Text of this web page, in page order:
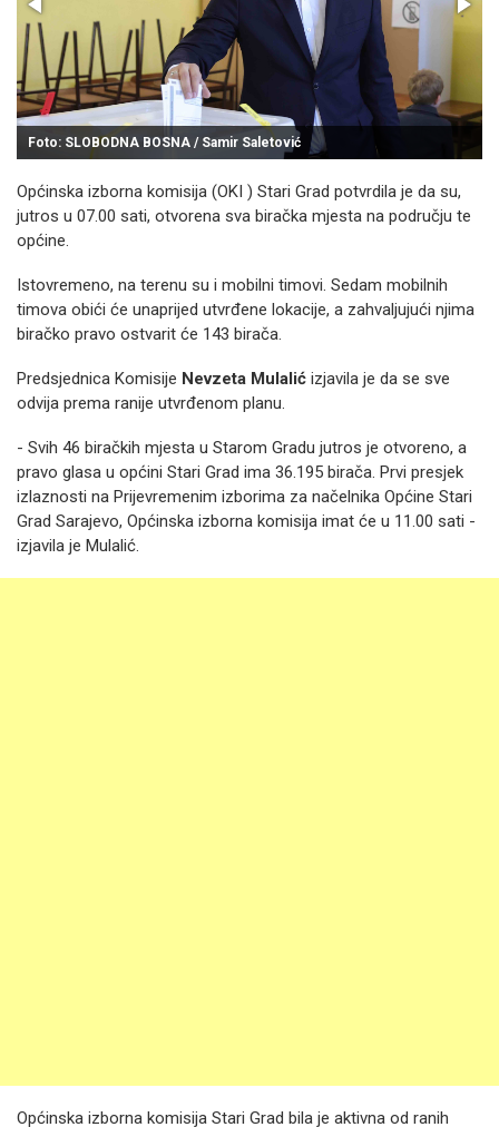
Foto: SLOBODNA BOSNA / Samir Saletović
Općinska izborna komisija (OKI ) Stari Grad potvrdila je da su,
jutros u 07.00 sati, otvorena sva biračka mjesta na području te
općine.
Istovremeno, na terenu su i mobilni timovi. Sedam mobilnih
timova obići će unaprijed utvrđene lokacije, a zahvaljujući njima
biračko pravo ostvarit će 143 birača.
Predsjednica Komisije Nevzeta Mulalić izjavila je da se sve
odvija prema ranije utvrđenom planu.
- Svih 46 biračkih mjesta u Starom Gradu jutros je otvoreno, a
pravo glasa u općini Stari Grad ima 36.195 birača. Prvi presjek
izlaznosti na Prijevremenim izborima za načelnika Općine Stari
Grad Sarajevo, Općinska izborna komisija imat će u 11.00 sati -
izjavila je Mulalić.
Općinska izborna komisija Stari Grad bila je aktivna od ranih